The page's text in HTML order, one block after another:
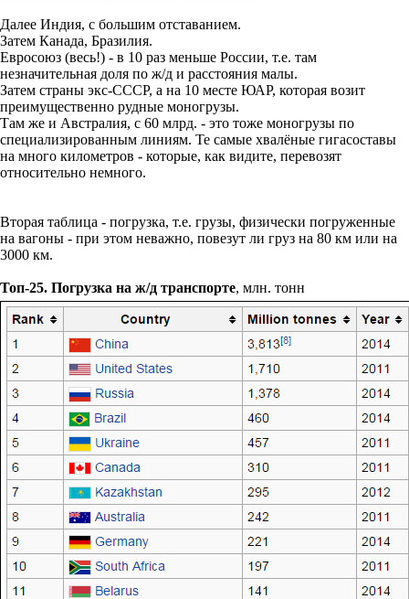
Далее Индия, с большим отставанием.
Затем Канада, Бразилия.
Евросоюз (весь!) - в 10 раз меньше России, т.е. там
незначительная доля по ж/д и расстояния малы.
Затем страны экс-СССР, а на 10 месте ЮАР, которая возит
преимущественно рудные моногрузы.
Там же и Австралия, с 60 млрд. - это тоже моногрузы по
специализированным линиям. Те самые хвалёные гигасоставы
на много километров - которые, как видите, перевозят
относительно немного.
Вторая таблица - погрузка, т.е. грузы, физически погруженные
на вагоны - при этом неважно, повезут ли груз на 80 км или на
3000 км.
Топ-25. Погрузка на ж/д транспорте, млн. тонн